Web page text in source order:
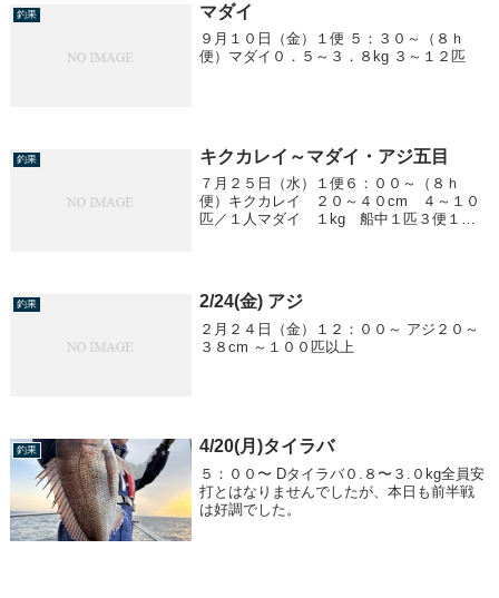
釣果 マダイ
９月１０日（金）１便 ５：３０～（８ｈ
便）マダイ０．５～３．８kg ３～１２匹
釣果 キクカレイ～マダイ・アジ五目
７月２５日（水）１便６：００～（８ｈ
便）キクカレイ ２０～４０cm ４～１０
匹／１人マダイ １kg 船中１匹３便１
釣果 2/24(金) アジ
２月２４日（金）１２：００～ アジ２０～
３８cm ～１００匹以上
釣果 4/20(月)タイラバ
５：００〜 Dタイラバ０.８〜３.０kg全員安
打とはなりませんでしたが、本日も前半戦
は好調でした。